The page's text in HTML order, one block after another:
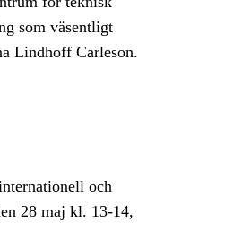
som väsentligt
Lindhoff Carleson.
och
28 maj kl. 13-14,